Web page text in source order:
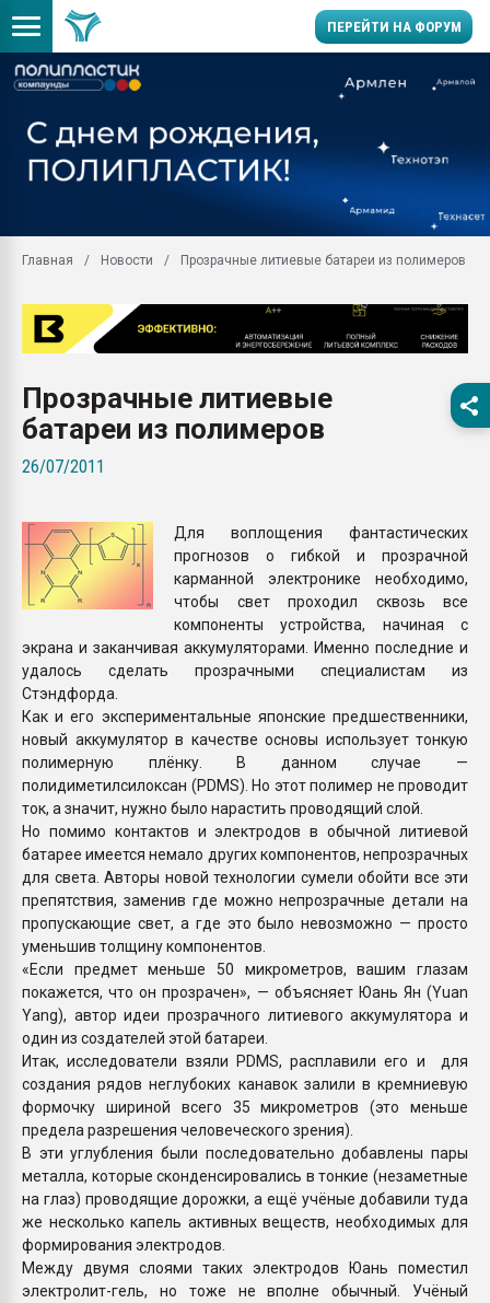
ПЕРЕЙТИ НА ФОРУМ
заводу пластмасс"
Помощь в подборе
Вакуум-формовочные
ближайшее
Подмосковье, Москва
первый план в
бутылок
ПЕРЕЙТИ НА
Главная Новости Прозрачные литиевые батареи из полимеров
Прозрачные литиевые
батареи из полимеров
26/07/2011
Для воплощения фантастических
прогнозов о гибкой и прозрачной
карманной электронике необходимо,
чтобы свет проходил сквозь все
компоненты устройства, начиная с
экрана и заканчивая аккумуляторами. Именно последние и
удалось сделать прозрачными специалистам из
Стэндфорда.
Как и его экспериментальные японские предшественники,
новый аккумулятор в качестве основы использует тонкую
полимерную плёнку. В данном случае —
полидиметилсилоксан (PDMS). Но этот полимер не проводит
ток, а значит, нужно было нарастить проводящий слой.
Но помимо контактов и электродов в обычной литиевой
батарее имеется немало других компонентов, непрозрачных
для света. Авторы новой технологии сумели обойти все эти
препятствия, заменив где можно непрозрачные детали на
пропускающие свет, а где это было невозможно — просто
уменьшив толщину компонентов.
«Если предмет меньше 50 микрометров, вашим глазам
покажется, что он прозрачен», — объясняет Юань Ян (Yuan
Yang), автор идеи прозрачного литиевого аккумулятора и
один из создателей этой батареи.
Итак, исследователи взяли PDMS, расплавили его и для
создания рядов неглубоких канавок залили в кремниевую
формочку шириной всего 35 микрометров (это меньше
предела разрешения человеческого зрения).
В эти углубления были последовательно добавлены пары
металла, которые сконденсировались в тонкие (незаметные
на глаз) проводящие дорожки, а ещё учёные добавили туда
же несколько капель активных веществ, необходимых для
формирования электродов.
Между двумя слоями таких электродов Юань поместил
электролит-гель, но тоже не вполне обычный. Учёный